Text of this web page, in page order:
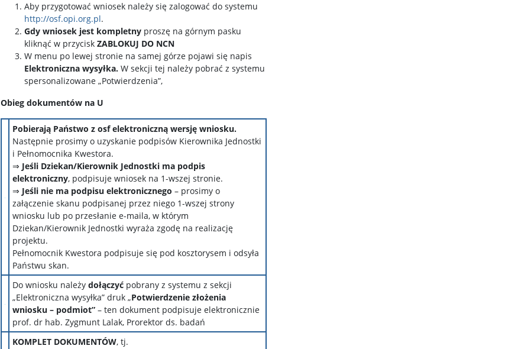
Aby przygotować wniosek należy się zalogować do systemu
http://osf.opi.org.pl.
Gdy wniosek jest kompletny proszę na górnym pasku
kliknąć w przycisk ZABLOKUJ DO NCN
W menu po lewej stronie na samej górze pojawi się napis
Elektroniczna wysyłka. W sekcji tej należy pobrać z systemu
spersonalizowane „Potwierdzenia”,
Obieg dokumentów na U
Pobierają Państwo z osf elektroniczną wersję wniosku.
Następnie prosimy o uzyskanie podpisów Kierownika Jednostki
i Pełnomocnika Kwestora.
⇒ Jeśli Dziekan/Kierownik Jednostki ma podpis
elektroniczny, podpisuje wniosek na 1-wszej stronie.
⇒ Jeśli nie ma podpisu elektronicznego – prosimy o
załączenie skanu podpisanej przez niego 1-wszej strony
wniosku lub po przesłanie e-maila, w którym
Dziekan/Kierownik Jednostki wyraża zgodę na realizację
projektu.
Pełnomocnik Kwestora podpisuje się pod kosztorysem i odsyła
Państwu skan.
Do wniosku należy dołączyć pobrany z systemu z sekcji
„Elektroniczna wysyłka” druk „Potwierdzenie złożenia
wniosku – podmiot” – ten dokument podpisuje elektronicznie
prof. dr hab. Zygmunt Lalak, Prorektor ds. badań
KOMPLET DOKUMENTÓW, tj.